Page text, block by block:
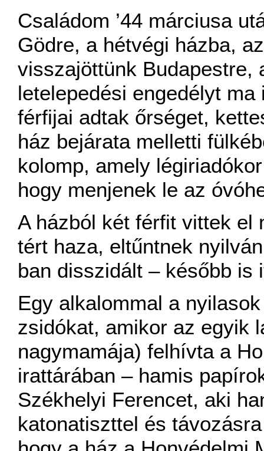
Családom ’44 márciusa
Gödre, a hétvégi házba,
visszajöttünk Budapestre,
letelepedési engedélyt
férfijai adtak őrséget,
ház bejárata melletti
kolomp, amely
hogy menjenek le az
A házból két férfit vittek el
tért haza, eltűntnek
ban disszidált – később is
Egy alkalommal a
zsidókat, amikor az egyik
nagymamája) felhívta a
irattárában – hamis
Székhelyi Ferencet, aki
katonatiszttel és